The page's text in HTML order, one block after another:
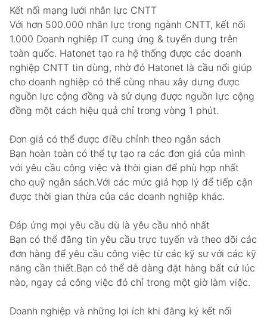
Kết nối mạng lưới nhân lực CNTT
Với hơn 500.000 nhân lực trong ngành CNTT, kết nối
1.000 Doanh nghiệp IT cung ứng & tuyển dụng trên
toàn quốc. Hatonet tạo ra hệ thống được các doanh
nghiệp CNTT tin dùng, nhờ đó Hatonet là cầu nối giúp
cho doanh nghiệp có thể cùng nhau xây dựng được
nguồn lực cộng đồng và sử dụng được nguồn lực cộng
đồng một cách hiệu quả chỉ trong vòng 1 phút.
Đơn giá có thể được điều chỉnh theo ngân sách
Bạn hoàn toàn có thể tự tạo ra các đơn giá của mình
với yêu cầu công việc và thời gian để phù hợp nhất
cho quỹ ngân sách.Với các mức giá hợp lý để tiếp cận
được thời gian thừa của các doanh nghiệp khác.
Đáp ứng mọi yêu cầu dù là yêu cầu nhỏ nhất
Bạn có thể đăng tin yêu cầu trực tuyến và theo dõi các
đơn hàng để yêu cầu công việc từ các kỹ sư với các kỹ
năng cần thiết.Bạn có thể dễ dàng đặt hàng bất cứ lúc
nào, ngay cả công việc đó chỉ trong một giờ làm việc.
Doanh nghiệp và những lợi ích khi đăng ký kết nối